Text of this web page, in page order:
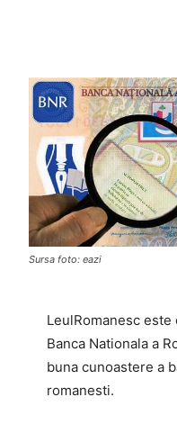
Sursa foto: eazi
LeulRomanesc
Banca Nationala a
buna cunoastere a
romanesti.